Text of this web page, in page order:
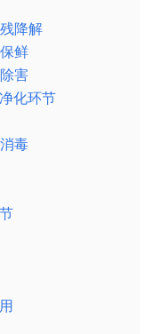
降解
鲜
害
化环节
毒